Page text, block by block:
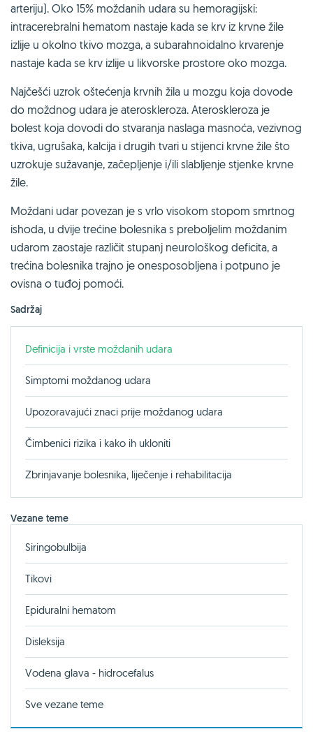
arteriju). Oko 15% moždanih udara su hemoragijski:
intracerebralni hematom nastaje kada se krv iz krvne žile
izlije u okolno tkivo mozga, a subarahnoidalno krvarenje
nastaje kada se krv izlije u likvorske prostore oko mozga.
Najčešći uzrok oštećenja krvnih žila u mozgu koja dovode
do moždnog udara je ateroskleroza. Ateroskleroza je
bolest koja dovodi do stvaranja naslaga masnoća, vezivnog
tkiva, ugrušaka, kalcija i drugih tvari u stijenci krvne žile što
uzrokuje sužavanje, začepljenje i/ili slabljenje stjenke krvne
žile.
Moždani udar povezan je s vrlo visokom stopom smrtnog
ishoda, u dvije trećine bolesnika s preboljelim moždanim
udarom zaostaje različit stupanj neurološkog deficita, a
trećina bolesnika trajno je onesposobljena i potpuno je
ovisna o tuđoj pomoći.
Sadržaj
Definicija i vrste moždanih udara
Simptomi moždanog udara
Upozoravajući znaci prije moždanog udara
Čimbenici rizika i kako ih ukloniti
Zbrinjavanje bolesnika, liječenje i rehabilitacija
Vezane teme
Siringobulbija
Tikovi
Epiduralni hematom
Disleksija
Vodena glava - hidrocefalus
Sve vezane teme